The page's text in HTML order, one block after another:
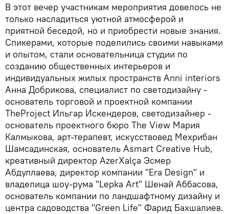
В этот вечер участникам мероприятия довелось не
только насладиться уютной атмосферой и
приятной беседой, но и приобрести новые знания.
Спикерами, которые поделились своими навыками
и опытом, стали основательница студии по
созданию общественных интерьеров и
индивидуальных жилых пространств Anni interiors
Анна Добрикова, специалист по светодизайну -
основатель торговой и проектной компании
TheProject Ильгар Искендеров, светодизайнер -
основатель проектного бюро The View Мария
Калмыкова, арт-терапевт, искусствовед Мехрибан
Шамсадинская, основатель Asmart Creative Hub,
креативный директор AzerXalça Эсмер
Абдуллаева, директор компании "Era Design" и
владелица шоу-рума "Lepka Art" Шенай Аббасова,
основатель компании по ландшафтному дизайну и
центра садоводства "Green Life" Фарид Бахшалиев.